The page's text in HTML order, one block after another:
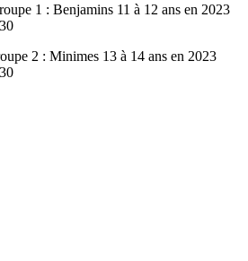
1 : Benjamins 11 à 12 ans en 2023
2 : Minimes 13 à 14 ans en 2023